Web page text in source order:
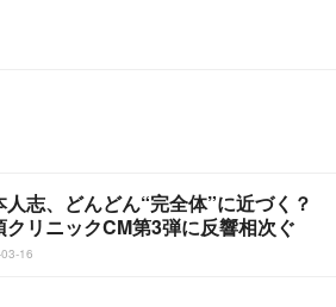
人志、どんどん“完全体”に近づく？
クリニックCM第3弾に反響相次ぐ
16